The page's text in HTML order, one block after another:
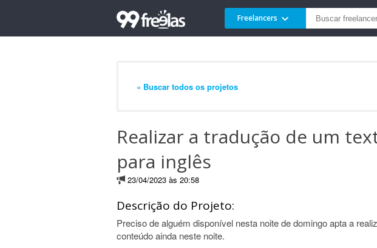
Freelancers
« Buscar todos os projetos
Realizar a tradução de um
para inglês
23/04/2023 às 20:58
Descrição do Projeto:
Preciso de alguém disponível nesta noite de domingo apta a
conteúdo ainda neste noite.